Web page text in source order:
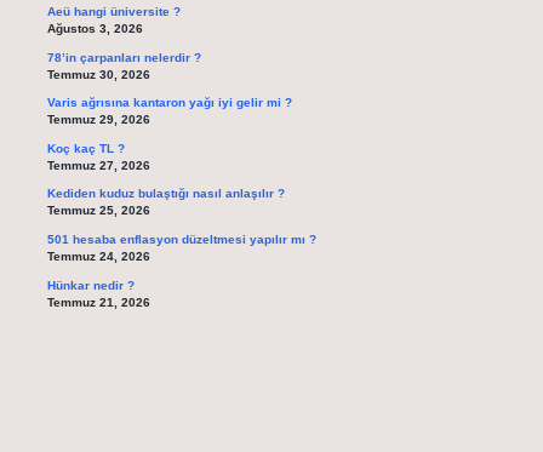
Aeü hangi üniversite ?
Ağustos 3, 2026
78’in çarpanları nelerdir ?
Temmuz 30, 2026
Varis ağrısına kantaron yağı iyi gelir mi ?
Temmuz 29, 2026
Koç kaç TL ?
Temmuz 27, 2026
Kediden kuduz bulaştığı nasıl anlaşılır ?
Temmuz 25, 2026
501 hesaba enflasyon düzeltmesi yapılır mı ?
Temmuz 24, 2026
Hünkar nedir ?
Temmuz 21, 2026